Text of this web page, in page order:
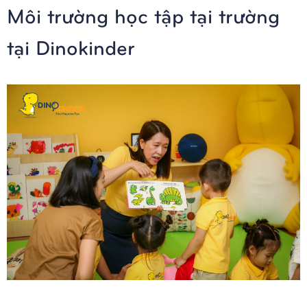
Môi trường học tập tại trường
tại Dinokinder